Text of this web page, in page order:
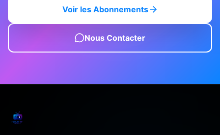
Voir les Abonnements
Nous Contacter